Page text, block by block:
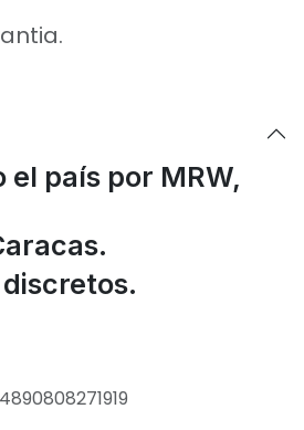
el país por MRW,
4890808271919